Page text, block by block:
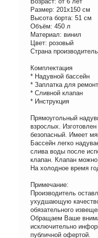
Размер: 201х150 см
Высота борта: 51 см
Объём: 450 л
Материал: винил
Цвет: розовый
Страна
Комплектация
* Надувной бассейн
* Заплатка для
* Сливной клапан
* Инструкция
Прямоугольный
взрослых.
безопасный. Имеет
Бассейн легко
слива воды после
клапан. Клапан
На холодное время
Примечание:
Производитель
ухудшающую
обязательного
Обращаем Ваше
исключительно
публичной офертой.